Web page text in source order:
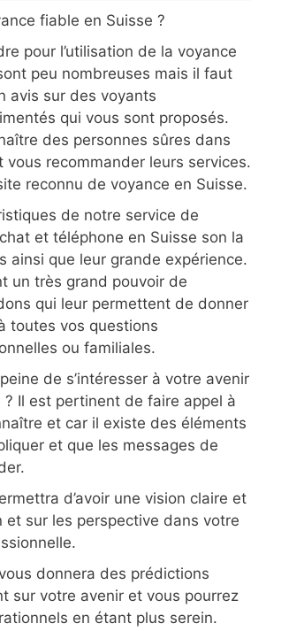
fiable en Suisse ?
pour l’utilisation de la voyance
peu nombreuses mais il faut
avis sur des voyants
qui vous sont proposés.
des personnes sûres dans
vous recommander leurs services.
reconnu de voyance en Suisse.
de notre service de
et téléphone en Suisse son la
ainsi que leur grande expérience.
un très grand pouvoir de
qui leur permettent de donner
toutes vos questions
ou familiales.
de s’intéresser à votre avenir
Il est pertinent de faire appel à
et car il existe des éléments
et que les messages de
d’avoir une vision claire et
sur les perspective dans votre
donnera des prédictions
sur votre avenir et vous pourrez
en étant plus serein.